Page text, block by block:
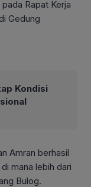
Rapat Kerja
Gedung
Kondisi
Amran berhasil
mana lebih dari
Bulog.